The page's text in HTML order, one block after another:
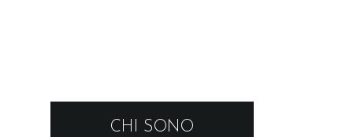
CHI SONO